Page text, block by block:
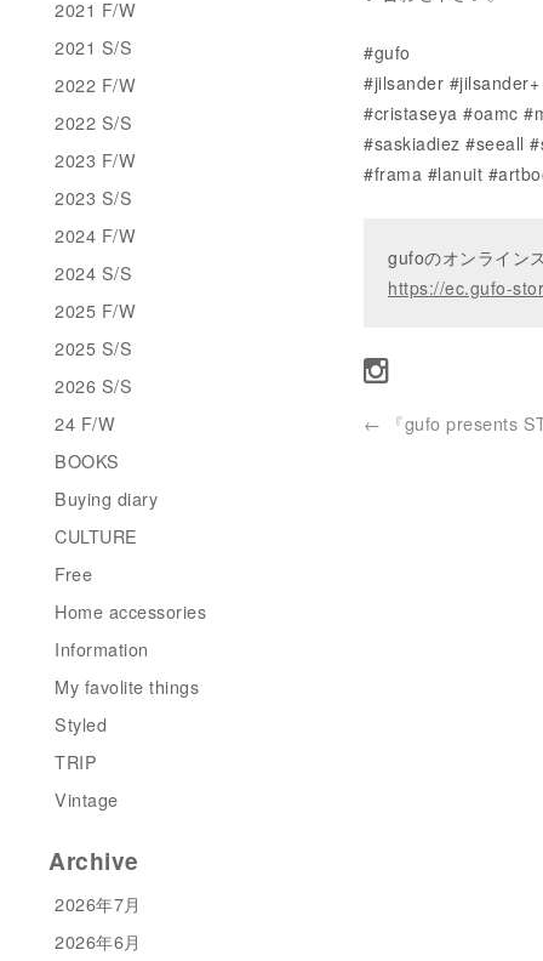
#gufo
#jilsander
#cristaseya #oamc
#saskiadiez #seeall
#frama #lanuit
gufoのオンライン
https://ec.gufo-
← 『gufo presents
2021 F/W
2021 S/S
2022 F/W
2022 S/S
2023 F/W
2023 S/S
2024 F/W
2024 S/S
2025 F/W
2025 S/S
2026 S/S
24 F/W
BOOKS
Buying diary
CULTURE
Free
Home accessories
Information
My favolite things
Styled
TRIP
Vintage
Archive
2026年7月
2026年6月